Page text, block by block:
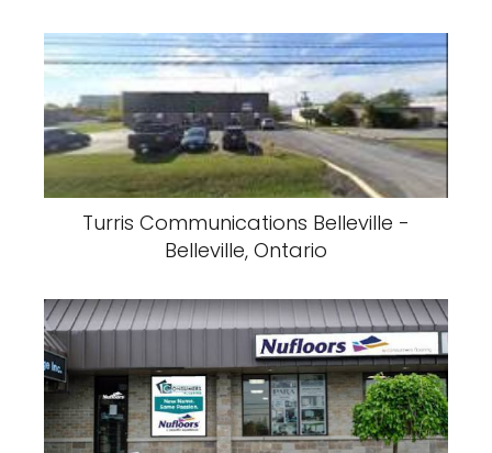
Turris Communications Belleville -
Belleville, Ontario